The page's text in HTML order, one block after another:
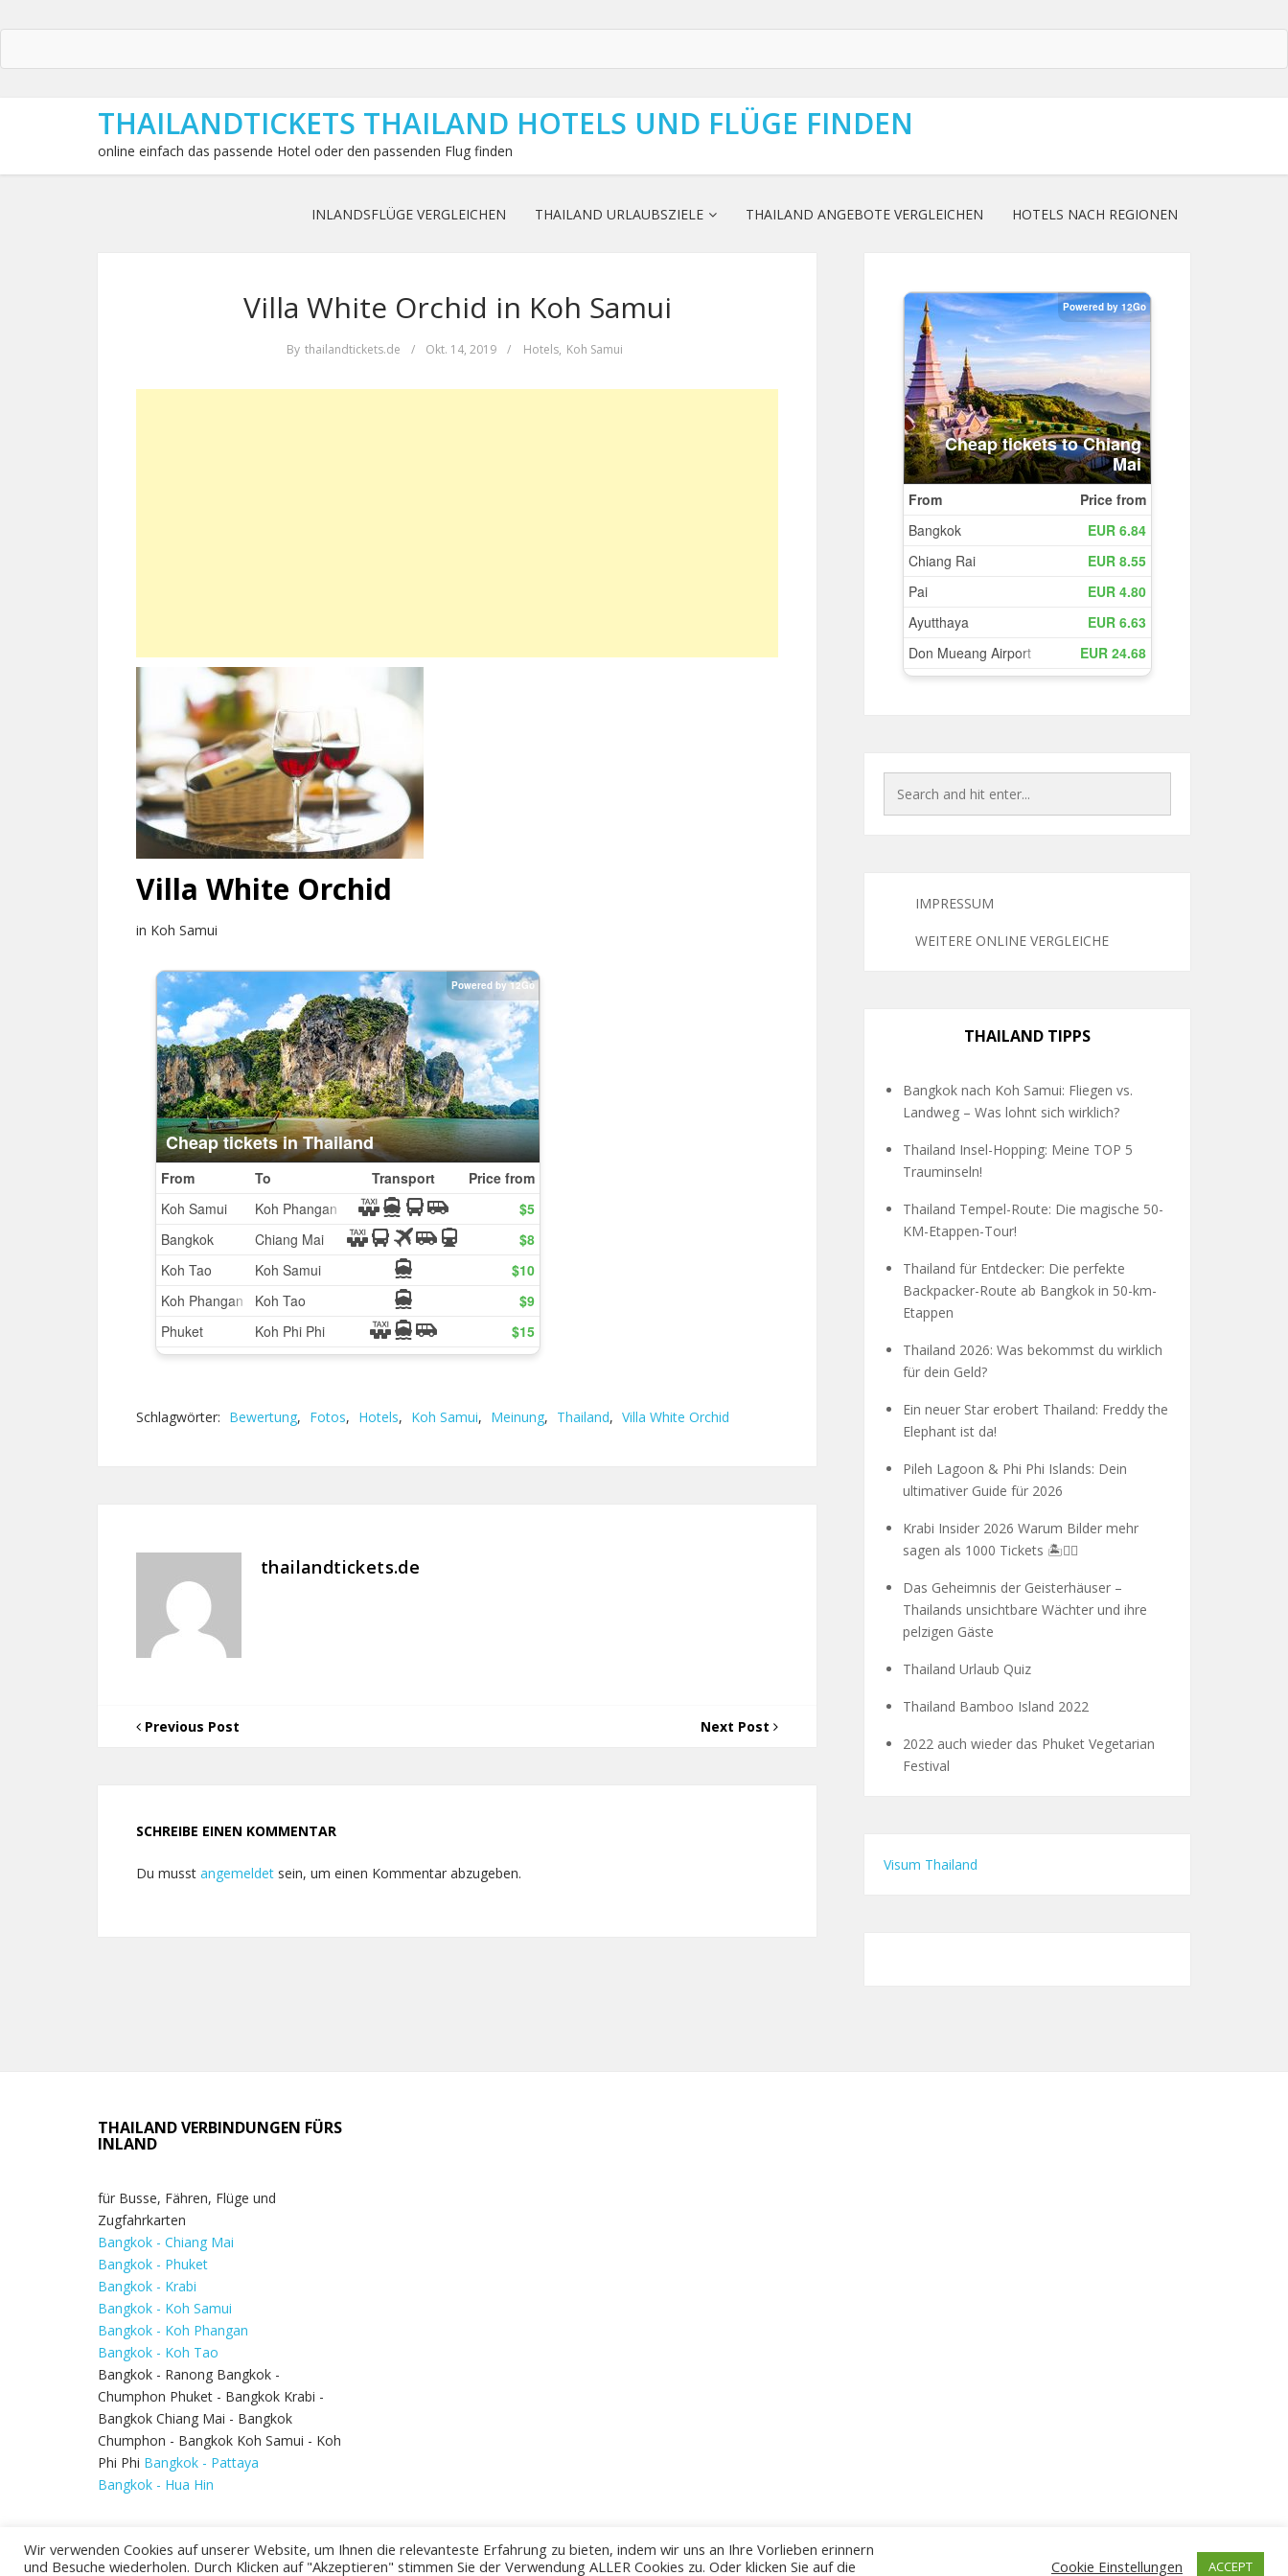
THAILANDTICKETS THAILAND HOTELS UND FLÜGE FINDEN
online einfach das passende Hotel oder den passenden Flug finden
INLANDSFLÜGE VERGLEICHEN THAILAND URLAUBSZIELE THAILAND ANGEBOTE VERGLEICHEN HOTELS NACH REGIONEN
Villa White Orchid in Koh Samui
By thailandtickets.de / Okt. 14, 2019 / Hotels, Koh Samui
Villa White Orchid
in Koh Samui
Schlagwörter: Bewertung, Fotos, Hotels, Koh Samui, Meinung, Thailand, Villa White Orchid
thailandtickets.de
Previous Post Next Post
SCHREIBE EINEN KOMMENTAR
Du musst angemeldet sein, um einen Kommentar abzugeben.
IMPRESSUM
WEITERE ONLINE VERGLEICHE
THAILAND TIPPS
Bangkok nach Koh Samui: Fliegen vs.
Landweg – Was lohnt sich wirklich?
Thailand Insel-Hopping: Meine TOP 5
Trauminseln!
Thailand Tempel-Route: Die magische 50-
KM-Etappen-Tour!
Thailand für Entdecker: Die perfekte
Backpacker-Route ab Bangkok in 50-km-
Etappen
Thailand 2026: Was bekommst du wirklich
für dein Geld?
Ein neuer Star erobert Thailand: Freddy the
Elephant ist da!
Pileh Lagoon & Phi Phi Islands: Dein
ultimativer Guide für 2026
Krabi Insider 2026 Warum Bilder mehr
sagen als 1000 Tickets 🏝️🧗‍♂️
Das Geheimnis der Geisterhäuser –
Thailands unsichtbare Wächter und ihre
pelzigen Gäste
Thailand Urlaub Quiz
Thailand Bamboo Island 2022
2022 auch wieder das Phuket Vegetarian
Festival
Visum Thailand
THAILAND VERBINDUNGEN FÜRS
INLAND
für Busse, Fähren, Flüge und
Zugfahrkarten
Bangkok - Chiang Mai
Bangkok - Phuket
Bangkok - Krabi
Bangkok - Koh Samui
Bangkok - Koh Phangan
Bangkok - Koh Tao
Bangkok - Ranong Bangkok -
Chumphon Phuket - Bangkok Krabi -
Bangkok Chiang Mai - Bangkok
Chumphon - Bangkok Koh Samui - Koh
Phi Phi Bangkok - Pattaya
Bangkok - Hua Hin
Wir verwenden Cookies auf unserer Website, um Ihnen die relevanteste Erfahrung zu bieten, indem wir uns an Ihre Vorlieben erinnern
und Besuche wiederholen. Durch Klicken auf "Akzeptieren" stimmen Sie der Verwendung ALLER Cookies zu. Oder klicken Sie auf die
Cookie Einstellungen ACCEPT